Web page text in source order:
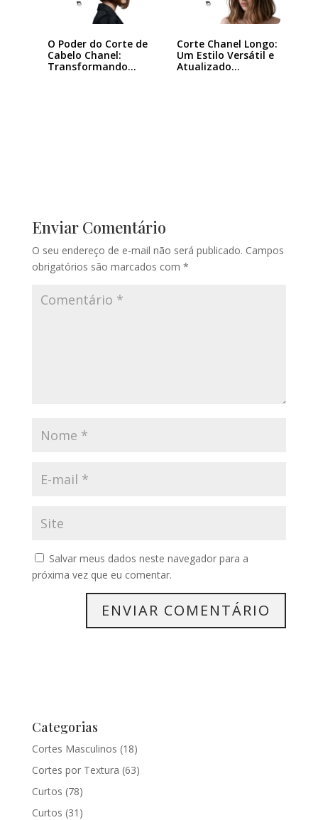
O Poder do Corte de
Cabelo Chanel:
Transformando
Corte Chanel Longo:
Um Estilo Versátil e
Atualizado…
Enviar Comentário
O seu endereço de e-mail não será publicado. Campos
obrigatórios são marcados com *
Salvar meus dados neste navegador para a
próxima vez que eu comentar.
Categorias
Cortes Masculinos (18)
Cortes por Textura (63)
Curtos (78)
Curtos (31)